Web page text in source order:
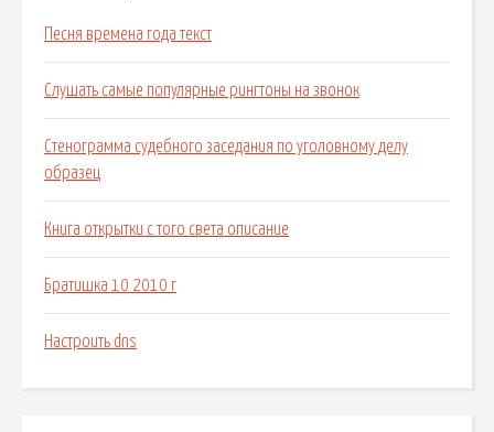
Песня времена года текст
Слушать самые популярные рингтоны на звонок
Стенограмма судебного заседания по уголовному делу
образец
Книга открытки с того света описание
Братишка 10 2010 г
Настроить dns